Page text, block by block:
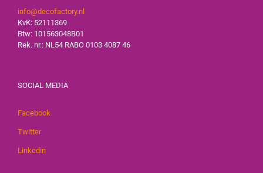
info@decofactory.nl
KvK: 52111369
Btw: 101563048B01
Rek. nr.: NL54 RABO 0103 4087 46
SOCIAL MEDIA
Facebook
Twitter
Linkedin